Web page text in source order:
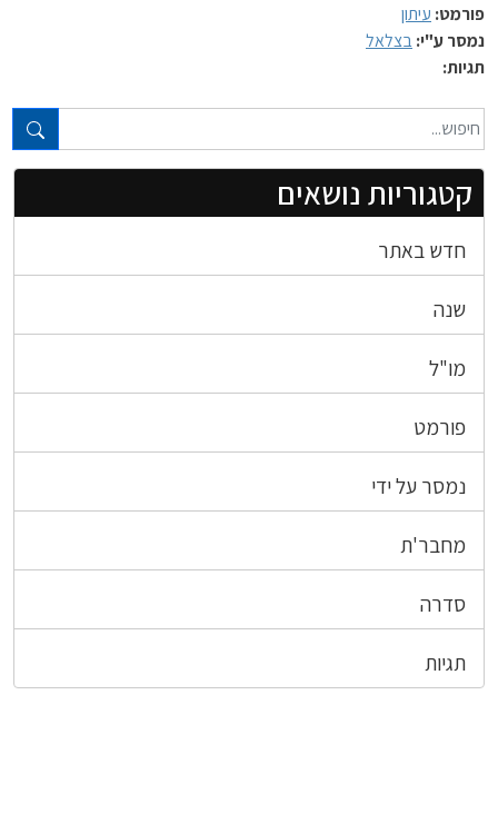
טקסט חופשי...
קטגוריות נושאים
חדש באתר
שנה
מו"ל
פורמט
נמסר על ידי
מחבר'ת
סדרה
תגיות
פורמט: עיתון
נמסר ע"י:בצלאל
תגיות: